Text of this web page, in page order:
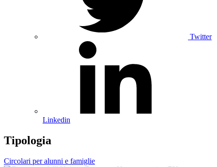
Twitter
Linkedin
Tipologia
Circolari per alunni e famiglie